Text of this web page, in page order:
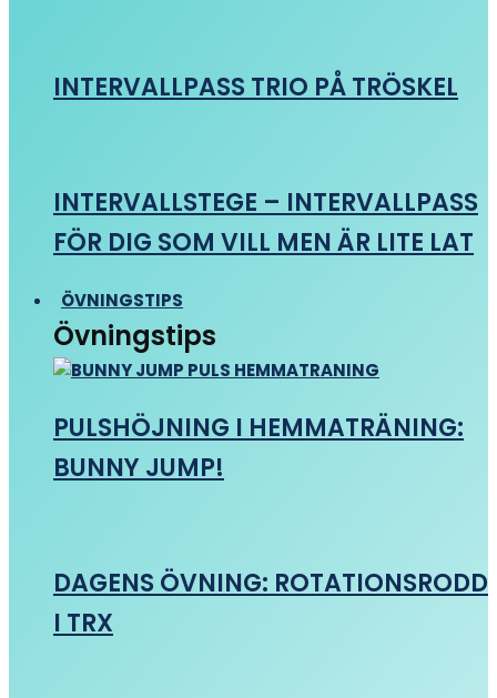
INTERVALLPASS TRIO PÅ TRÖSKEL
INTERVALLSTEGE – INTERVALLPASS
FÖR DIG SOM VILL MEN ÄR LITE LAT
ÖVNINGSTIPS
Övningstips
PULSHÖJNING I HEMMATRÄNING:
BUNNY JUMP!
DAGENS ÖVNING: ROTATIONSRODD
I TRX